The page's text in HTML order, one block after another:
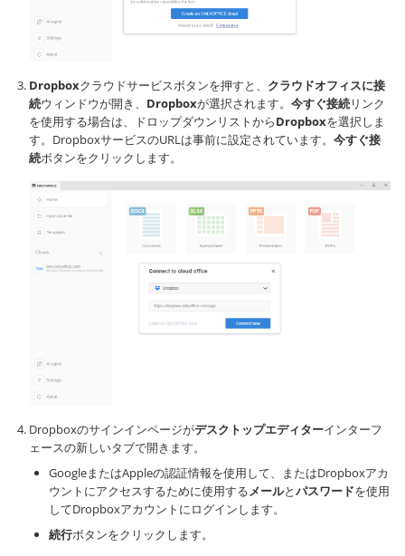
Dropboxクラウドサービスボタンを押すと、 クラウドオフィスに接
続ウィンドウが開き、 Dropboxが選択されます。 今すぐ接続リンク
を使用する場合は、ドロップダウンリストからDropboxを選択しま
す。DropboxサービスのURLは事前に設定されています。 今すぐ接
続ボタンをクリックします。
Dropboxのサインインページがデスクトップエディターインターフ
ェースの新しいタブで開きます。
GoogleまたはAppleの認証情報を使用して、またはDropboxアカ
ウントにアクセスするために使用するメールとパスワードを使用
してDropboxアカウントにログインします。
続行ボタンをクリックします。